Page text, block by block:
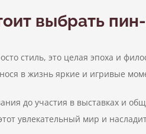
выбрать
стиль, это целая эпоха и
в жизнь яркие и игривые
до участия в выставках и
увлекательный мир и